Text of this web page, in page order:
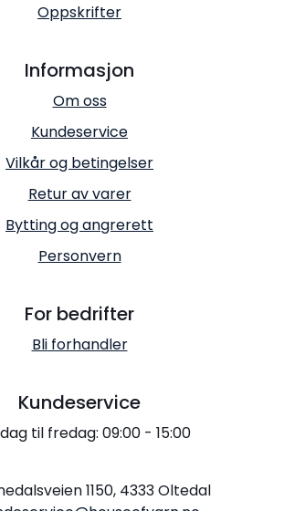
Oppskrifter
Informasjon
Om oss
Kundeservice
Vilkår og betingelser
Retur av varer
Bytting og angrerett
Personvern
For bedrifter
Bli forhandler
Kundeservice
til fredag: 09:00 - 15:00
1150, 4333 Oltedal